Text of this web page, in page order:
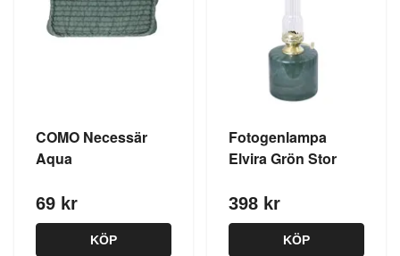
COMO Necessär
Aqua
69 kr
KÖP
Fotogenlampa
Elvira Grön Stor
398 kr
KÖP